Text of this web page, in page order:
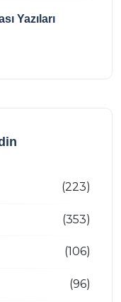
Yazıları
(223)
(353)
(106)
(96)